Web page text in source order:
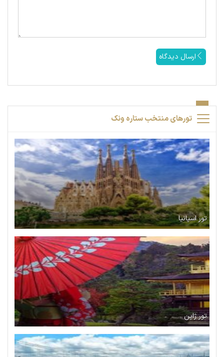
ارسال دیدگاه
تورهای منتخب ستاره ونک
تور اسپانیا
تور ژاپن